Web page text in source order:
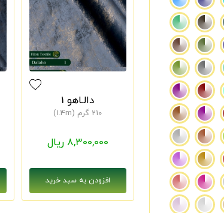
دالـاهو 1
210 گرم (1.4m)
8,300,000 ریال